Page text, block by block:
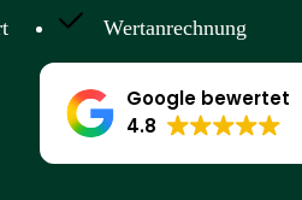
Wertanrechnung
Google bewertet
4.8